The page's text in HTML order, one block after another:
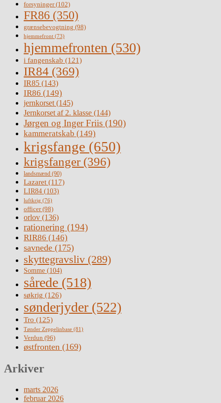
forsyninger(102)
FR86 (350)
grænsebevogtning (98)
hjemmefront (73)
hjemmefronten (530)
i fangenskab (121)
IR84 (369)
IR85 (143)
IR86 (149)
jernkorset(145)
Jernkorset af 2. klasse (144)
Jørgen og Inger Friis (190)
kammeratskab (149)
krigsfange (650)
krigsfanger (396)
landsmænd (90)
Lazaret (117)
LIR84 (103)
luftkrig (76)
officer(98)
orlov (136)
rationering (194)
RIR86 (146)
savnede (175)
skyttegravsliv (289)
Somme (104)
sårede (518)
søkrig (126)
sønderjyder (522)
Tro (125)
Tønder Zeppelinbase (81)
Verdun (96)
østfronten (169)
Arkiver
marts 2026
februar 2026